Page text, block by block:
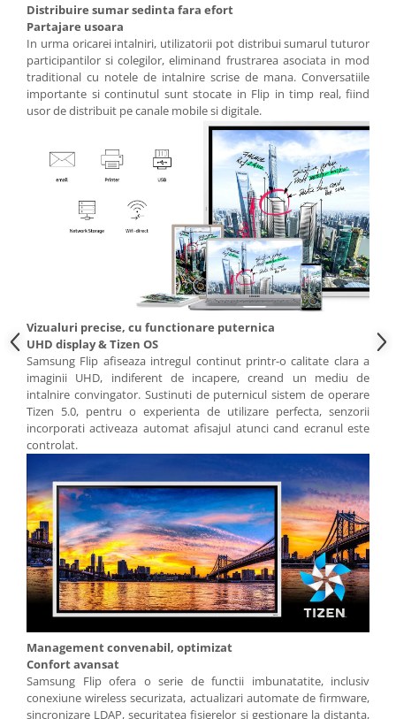
Distribuire sumar sedinta fara efort
Partajare usoara
In urma oricarei intalniri, utilizatorii pot distribui sumarul tuturor
participantilor si colegilor, eliminand frustrarea asociata in mod
traditional cu notele de intalnire scrise de mana. Conversatiile
importante si continutul sunt stocate in Flip in timp real, fiind
usor de distribuit pe canale mobile si digitale.
Vizualuri precise, cu functionare puternica
UHD display & Tizen OS
Samsung Flip afiseaza intregul continut printr-o calitate clara a
imaginii UHD, indiferent de incapere, creand un mediu de
intalnire convingator. Sustinuti de puternicul sistem de operare
Tizen 5.0, pentru o experienta de utilizare perfecta, senzorii
incorporati activeaza automat afisajul atunci cand ecranul este
controlat.
Management convenabil, optimizat
Confort avansat
Samsung Flip ofera o serie de functii imbunatatite, inclusiv
conexiune wireless securizata, actualizari automate de firmware,
sincronizare LDAP, securitatea fisierelor si gestionare la distanta,